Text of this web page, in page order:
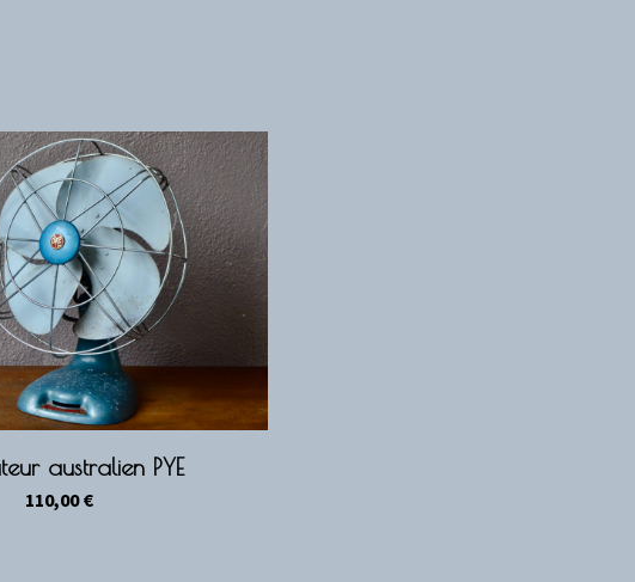
australien PYE
110,00€